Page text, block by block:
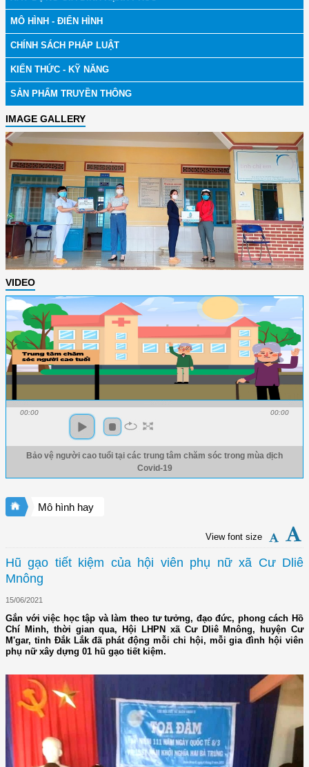
MÔ HÌNH - ĐIỂN HÌNH
CHÍNH SÁCH PHÁP LUẬT
KIẾN THỨC - KỸ NĂNG
SẢN PHẨM TRUYỀN THÔNG
IMAGE GALLERY
VIDEO
00:00 00:00
Bảo vệ người cao tuổi tại các trung tâm chăm sóc trong mùa dịch
Covid-19
Mô hình hay
View font size
Hũ gạo tiết kiệm của hội viên phụ nữ xã Cư Dliê
Mnông
15/06/2021
Gắn với việc học tập và làm theo tư tưởng, đạo đức, phong cách Hồ
Chí Minh, thời gian qua, Hội LHPN xã Cư Dliê Mnông, huyện Cư
M'gar, tỉnh Đắk Lắk đã phát động mỗi chi hội, mỗi gia đình hội viên
phụ nữ xây dựng 01 hũ gạo tiết kiệm.